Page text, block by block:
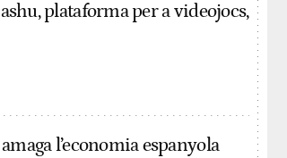
plataforma per a videojocs,
l’economia espanyola